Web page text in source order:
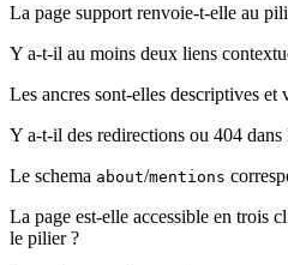
La page support renvoie-t-elle au
Y a-t-il au moins deux liens
Les ancres sont-elles descriptives et
Y a-t-il des redirections ou 404 dans
Le schema about/mentions
La page est-elle accessible en trois
le pilier ?